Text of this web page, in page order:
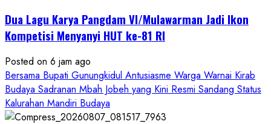
Dua Lagu Karya Pangdam VI/Mulawarman Jadi Ikon
Kompetisi Menyanyi HUT ke-81 RI
Posted on 6 jam ago
Bersama Bupati Gunungkidul Antusiasme Warga Warnai Kirab
Budaya Sadranan Mbah Jobeh yang Kini Resmi Sandang Status
Kalurahan Mandiri Budaya